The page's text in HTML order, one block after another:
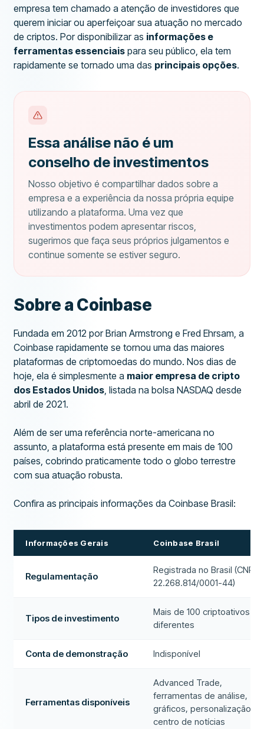
empresa tem chamado a atenção de investidores que
querem iniciar ou aperfeiçoar sua atuação no mercado
de criptos. Por disponibilizar as informações e
ferramentas essenciais para seu público, ela tem
rapidamente se tornado uma das principais opções.
Essa análise não é um
conselho de investimentos
Nosso objetivo é compartilhar dados sobre a
empresa e a experiência da nossa própria equipe
utilizando a plataforma. Uma vez que
investimentos podem apresentar riscos,
sugerimos que faça seus próprios julgamentos e
continue somente se estiver seguro.
Sobre a Coinbase
Fundada em 2012 por Brian Armstrong e Fred Ehrsam, a
Coinbase rapidamente se tornou uma das maiores
plataformas de criptomoedas do mundo. Nos dias de
hoje, ela é simplesmente a maior empresa de cripto
dos Estados Unidos, listada na bolsa NASDAQ desde
abril de 2021.
Além de ser uma referência norte-americana no
assunto, a plataforma está presente em mais de 100
países, cobrindo praticamente todo o globo terrestre
com sua atuação robusta.
Confira as principais informações da Coinbase Brasil:
Informações Gerais Coinbase Brasil
Regulamentação
Registrada no Brasil (CNPJ
22.268.814/0001-44)
Tipos de investimento
Mais de 100 criptoativos
diferentes
Conta de demonstração Indisponível
Ferramentas disponíveis
Advanced Trade,
ferramentas de análise,
gráficos, personalização e
centro de notícias